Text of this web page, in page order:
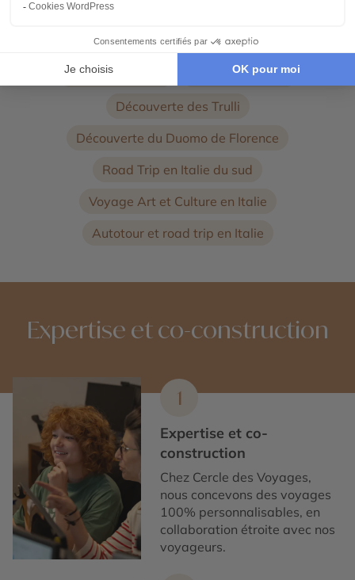
Voyage en Campanie et sur la côte Amalfitaine
Voyage Toscane
Voyage à Assise
Découverte des Trulli
Découverte du Duomo de Florence
Road Trip en Italie du sud
Voyage Art et Culture en Italie
Autotour et road trip en Italie
Expertise et co-construction
1
Expertise et co-
construction
Chez Cercle des Voyages,
nous concevons des voyages
100% personnalisables, en
collaboration étroite avec nos
voyageurs.